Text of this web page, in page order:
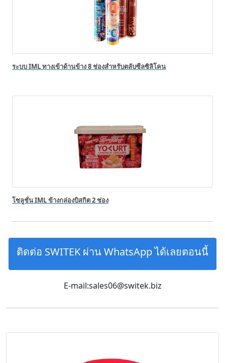
ระบบ IML ทางเข้าด้านข้าง 8 ช่องสำหรับตลับซีลซิลิโคน
โซลูชั่น IML ข้างกล่องบิสกิต 2 ช่อง
ติดต่อ SWITEK ผ่าน WhatsApp ได้เลยตอนนี้
E-mail:sales06@switek.biz